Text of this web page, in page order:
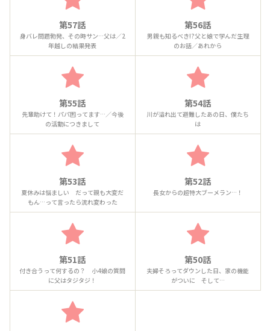
第57話
身バレ問題勃発、その時サン…父は／2
年越しの結果発表
第56話
男親も知るべき!?父と娘で学んだ生理
のお話／あれから
第55話
先輩助けて！パパ困ってます…／今後
の活動につきまして
第54話
川が溢れ出て避難したあの日、僕たち
は
第53話
夏休みは悩ましい だって親も大変だ
もん…って言ったら流れ変わった
第52話
長女からの超特大ブーメラン…！
第51話
付き合うって何するの？ 小4娘の質問
に父はタジタジ！
第50話
夫婦そろってダウンした日、家の機能
がついに そして…